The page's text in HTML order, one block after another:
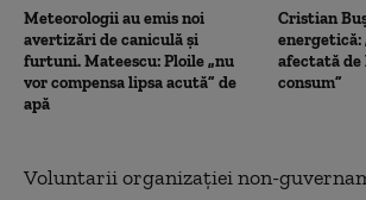
Meteorologii au emis noi
avertizări de caniculă și
furtuni. Mateescu: Ploile „nu
vor compensa lipsa acută” de
apă
Cristian
energetică:
afectată
consum”
Voluntarii organizaţiei non-